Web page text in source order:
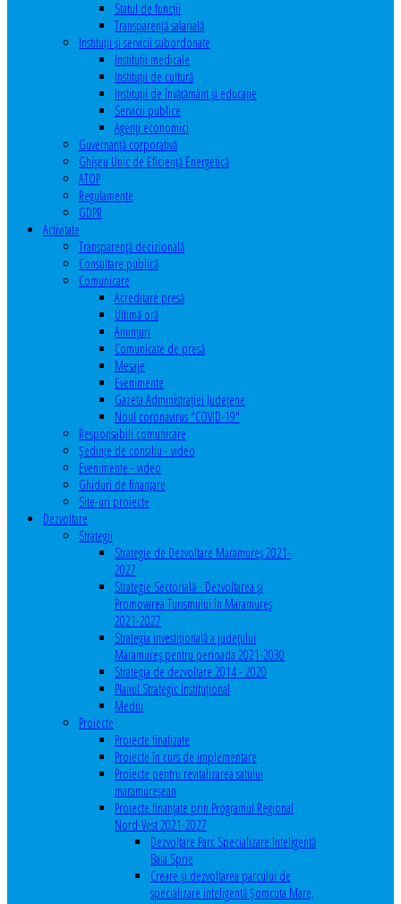
Statul de funcții
Transparență salarială
Instituţii şi servicii subordonate
Instituţii medicale
Instituţii de cultură
Instituţii de învăţământ şi educaţie
Servicii publice
Agenţi economici
Guvernanță corporativă
Ghişeu Unic de Eficienţă Energetică
ATOP
Regulamente
GDPR
Activitate
Transparenţă decizională
Consultare publică
Comunicare
Acreditare presă
Ultimă oră
Anunţuri
Comunicate de presă
Mesaje
Evenimente
Gazeta Administraţiei Judeţene
Noul coronavirus "COVID-19"
Responsabili comunicare
Şedinţe de consiliu - video
Evenimente - video
Ghiduri de finanţare
Site-uri proiecte
Dezvoltare
Strategii
Strategie de Dezvoltare Maramureș 2021-
2027
Strategie Sectorială - Dezvoltarea și
Promovarea Turismului în Maramureș
2021-2027
Strategia investiţională a județului
Maramureș pentru perioada 2021-2030
Strategia de dezvoltare 2014 - 2020
Planul Strategic Instituţional
Mediu
Proiecte
Proiecte finalizate
Proiecte în curs de implementare
Proiecte pentru revitalizarea satului
maramureşean
Proiecte finanțate prin Programul Regional
Nord-Vest 2021-2027
Dezvoltare Parc Specializare Inteligentă
Baia Sprie
Creare și dezvoltarea parcului de
specializare inteligentă Șomcuta Mare,